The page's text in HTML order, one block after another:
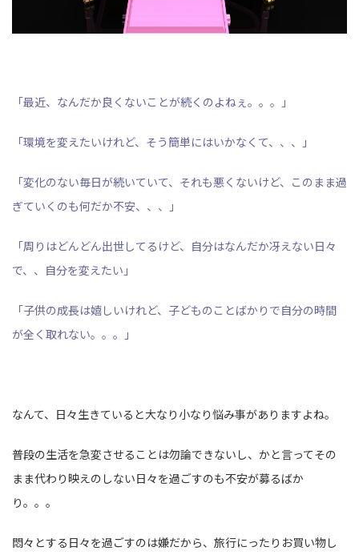
「最近、なんだか良くないことが続くのよねぇ。。。」
「環境を変えたいけれど、そう簡単にはいかなくて、、、」
「変化のない毎日が続いていて、それも悪くないけど、このまま過
ぎていくのも何だか不安、、、」
「周りはどんどん出世してるけど、自分はなんだか冴えない日々
で、、自分を変えたい」
「子供の成長は嬉しいけれど、子どものことばかりで自分の時間
が全く取れない。。。」
なんて、日々生きていると大なり小なり悩み事がありますよね。
普段の生活を急変させることは勿論できないし、かと言ってその
まま代わり映えのしない日々を過ごすのも不安が募るばか
り。。。
悶々とする日々を過ごすのは嫌だから、旅行にったりお買い物し